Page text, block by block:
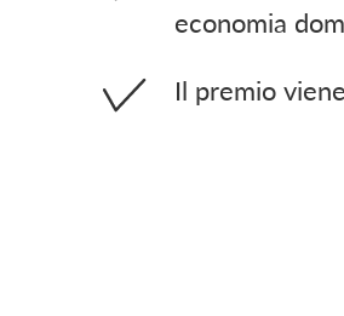
economia
Il premio